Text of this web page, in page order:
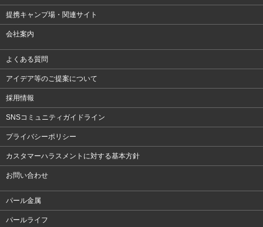
提携キャンプ場・関連サイト
会社案内
よくある質問
アイデア等のご提案について
採用情報
SNSコミュニティガイドライン
プライバシーポリシー
カスタマーハラスメントに対する基本方針
お問い合わせ
パール金属
パールライフ